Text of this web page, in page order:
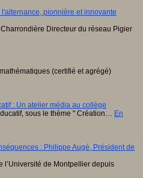
pionnière et innovante
Directeur du réseau Pigier
(certifié et agrégé)
: Un atelier média au collège
sous le thème " Création… En
: Philippe Augé, Président de
l’Université de Montpellier depuis